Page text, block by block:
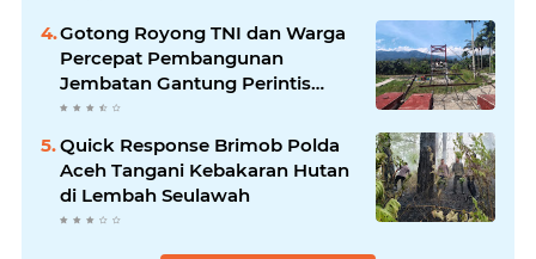
Gotong Royong TNI dan Warga
Percepat Pembangunan
Jembatan Gantung Perintis
Kuta Ujung Aceh Tenggara
Quick Response Brimob Polda
Aceh Tangani Kebakaran Hutan
di Lembah Seulawah